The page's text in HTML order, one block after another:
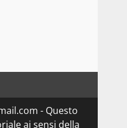
- Questo
ai sensi della